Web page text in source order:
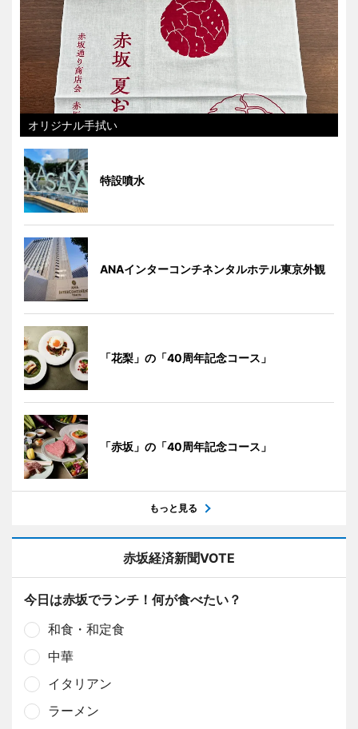
オリジナル手拭い
特設噴水
ANAインターコンチネンタルホテル東京外観
「花梨」の「40周年記念コース」
「赤坂」の「40周年記念コース」
もっと見る
赤坂経済新聞VOTE
今日は赤坂でランチ！何が食べたい？
和食・和定食
中華
イタリアン
ラーメン